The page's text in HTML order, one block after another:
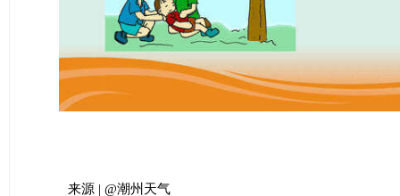
来源 | @潮州天气